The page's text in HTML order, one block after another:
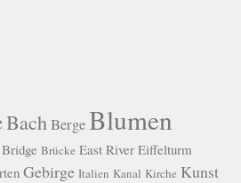
BachBergeBlumen
Brücke East River Eiffelturm
Gebirge Italien Kanal Kirche Kunst